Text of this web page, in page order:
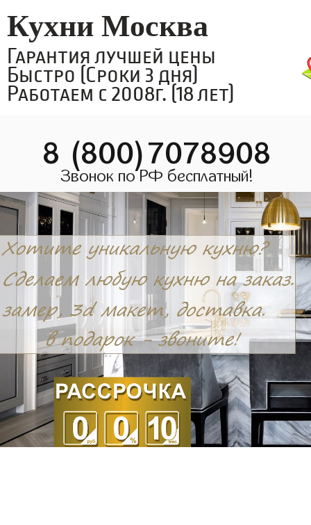
Кухни Москва
Гарантия лучшей цены
Быстро (Сроки 3 дня)
Работаем с 2008г. (18 лет)
8 (800)7078908
Звонок по РФ бесплатный!